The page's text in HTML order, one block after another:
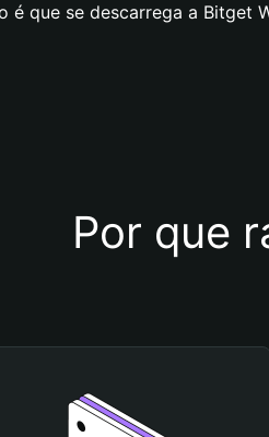
é que se descarrega a Bitget
Por que